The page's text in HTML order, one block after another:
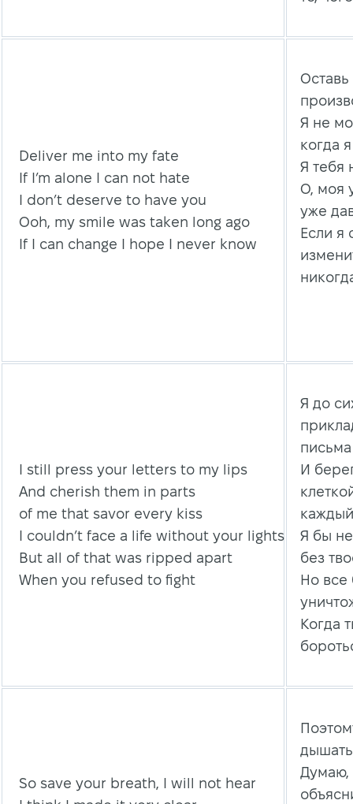
Deliver me into my fate
If I’m alone I can not hate
I don’t deserve to have you
Ooh, my smile was taken long ago
If I can change I hope I never know
Я не
когда
Я тебя
О, моя
уже
Если я
I still press your letters to my lips
And cherish them in parts
of me that savor every kiss
I couldn’t face a life without your lights
But all of that was ripped apart
When you refused to fight
Я до
И
Я бы
без
Но все
Когда
So save your breath, I will not hear
Думаю,